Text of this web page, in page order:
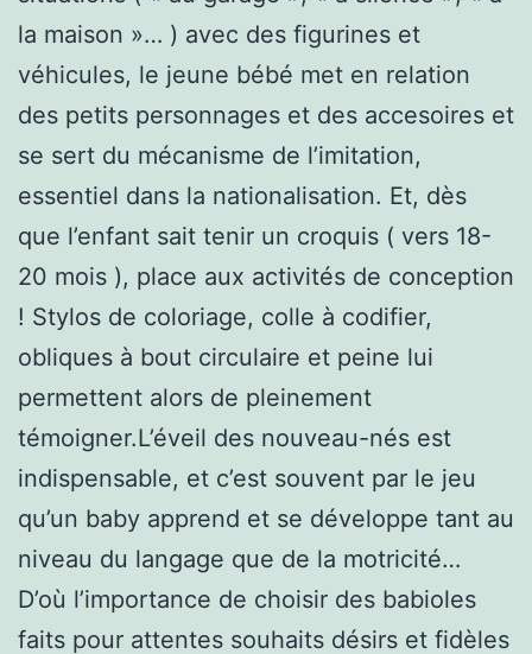
la maison »… ) avec des figurines et
véhicules, le jeune bébé met en relation
des petits personnages et des accesoires et
se sert du mécanisme de l’imitation,
essentiel dans la nationalisation. Et, dès
que l’enfant sait tenir un croquis ( vers 18-
20 mois ), place aux activités de conception
! Stylos de coloriage, colle à codifier,
obliques à bout circulaire et peine lui
permettent alors de pleinement
témoigner.L’éveil des nouveau-nés est
indispensable, et c’est souvent par le jeu
qu’un baby apprend et se développe tant au
niveau du langage que de la motricité…
D’où l’importance de choisir des babioles
faits pour attentes souhaits désirs et fidèles